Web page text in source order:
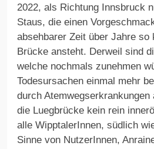
2022, als Richtung Innsbruck
Staus, die einen
absehbarer Zeit über Jahre so
Brücke ansteht. Derweil sind
welche nochmals zunehmen
Todesursachen einmal mehr
durch
die Luegbrücke kein rein
alle WipptalerInnen, südlich
Sinne von NutzerInnen,